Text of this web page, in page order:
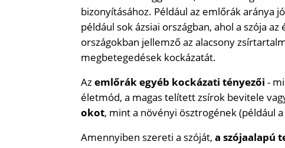
bizonyításához. Például az emlőrák aránya
például sok ázsiai országban, ahol a szója
országokban jellemző az alacsony
megbetegedések kockázatát.
Azemlőrák egyéb kockázati tényezői -
életmód, a magas telített zsírok bevitele
okot, mint a növényi ösztrogének (például
Amennyiben szereti a szóját, a szójaalapú